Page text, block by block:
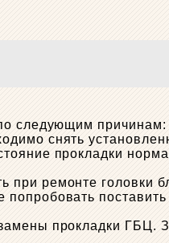
следующим причинам:
снять
прокладки
ремонте головки
прокладки ГБЦ.